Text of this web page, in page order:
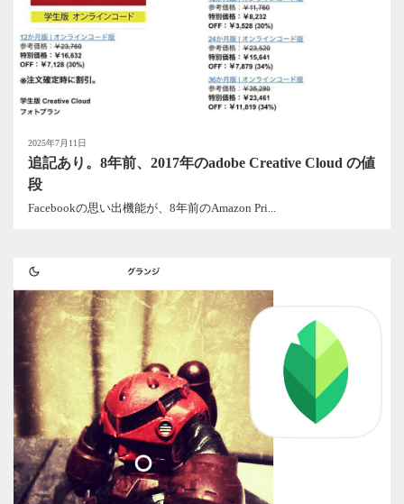
2025年7月11日
追記あり。8年前、2017年のadobe Creative Cloud の値
段
Facebookの思い出機能が、8年前のAmazon Pri...